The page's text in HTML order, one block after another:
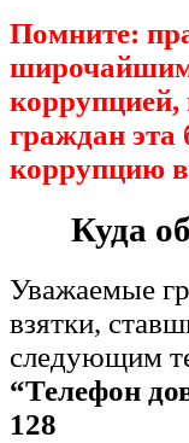
Помните:
широчайшим
граждан эта
коррупцию
Куда
Уважаемые
взятки,
следующим
“Телефон
128